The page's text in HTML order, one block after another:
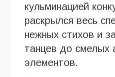
кульминацией
раскрылся весь
нежных стихов и
танцев до смелых
элементов.